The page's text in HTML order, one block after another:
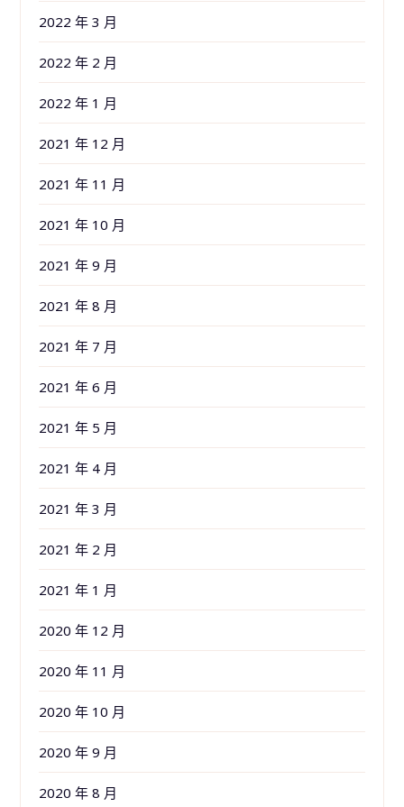
2022 年 3 月
2022 年 2 月
2022 年 1 月
2021 年 12 月
2021 年 11 月
2021 年 10 月
2021 年 9 月
2021 年 8 月
2021 年 7 月
2021 年 6 月
2021 年 5 月
2021 年 4 月
2021 年 3 月
2021 年 2 月
2021 年 1 月
2020 年 12 月
2020 年 11 月
2020 年 10 月
2020 年 9 月
2020 年 8 月